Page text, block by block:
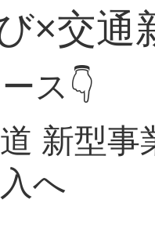
×交通
ス👇
新型
へ